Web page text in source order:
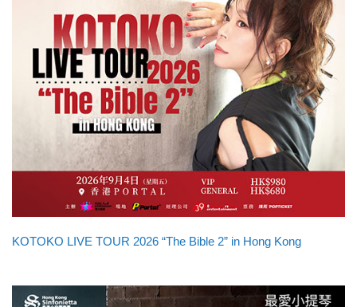
KOTOKO LIVE TOUR 2026 “The Bible 2” in Hong Kong